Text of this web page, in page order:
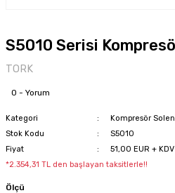
S5010 Serisi
TORK
0 - Yorum
Kategori
Kompresör
Stok Kodu
S5010
Fiyat
51,00 EUR + KDV
*2.354,31 TL den başlayan taksitlerle!!
Ölçü